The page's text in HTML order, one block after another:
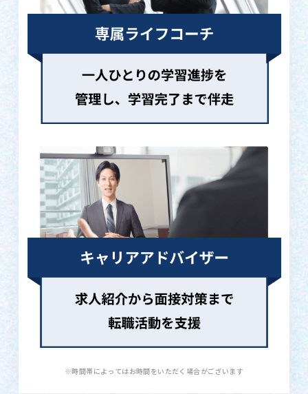
※時間帯によってはお時間をいただく場合がございます